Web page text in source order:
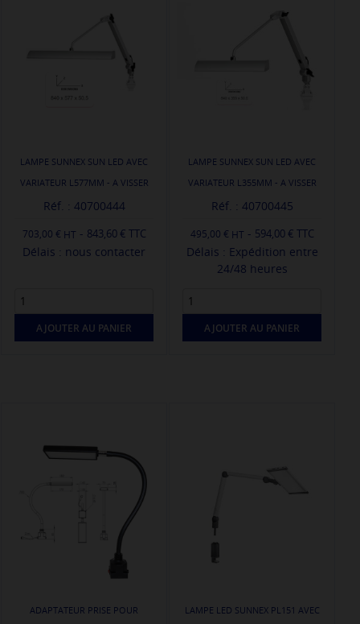
LAMPE SUNNEX SUN LED AVEC
VARIATEUR L577MM - A VISSER
Réf. : 40700444
703,00 € - 843,60 € TTC
Délais : nous contacter
AJOUTER AU PANIER
LAMPE SUNNEX SUN LED AVEC
VARIATEUR L355MM - A VISSER
Réf. : 40700445
495,00 € - 594,00 € TTC
Délais : Expédition entre
24/48 heures
AJOUTER AU PANIER
ADAPTATEUR PRISE POUR
LAMPE LED SUNNEX PL151 AVEC